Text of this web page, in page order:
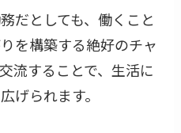
だとしても、働くこと
を構築する絶好のチャ
流することで、生活に
げられます。